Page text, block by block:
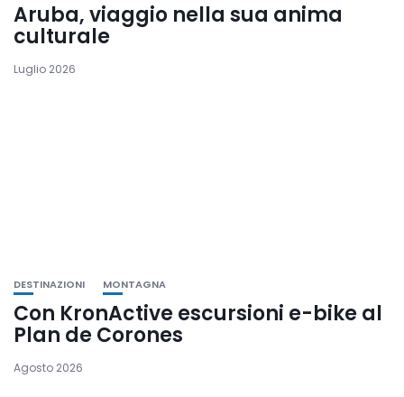
Aruba, viaggio nella sua anima
culturale
Luglio 2026
DESTINAZIONI MONTAGNA
Con KronActive escursioni e-bike al
Plan de Corones
Agosto 2026